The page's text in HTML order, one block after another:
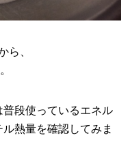
ら、
段使っているエネル
熱量を確認してみま